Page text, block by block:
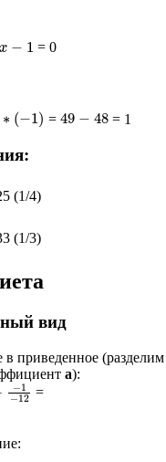
= 0
−1 = 49 48 = 1
(1/4)
(1/3)
вид
в приведенное (разделим
a):
=